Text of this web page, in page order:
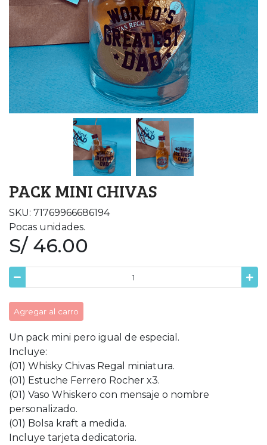
PACK MINI CHIVAS
SKU: 71769966686194
Pocas unidades.
S/ 46.00
Agregar al carro
Un pack mini pero igual de especial.
Incluye:
(01) Whisky Chivas Regal miniatura.
(01) Estuche Ferrero Rocher x3.
(01) Vaso Whiskero con mensaje o nombre
personalizado.
(01) Bolsa kraft a medida.
Incluye tarjeta dedicatoria.